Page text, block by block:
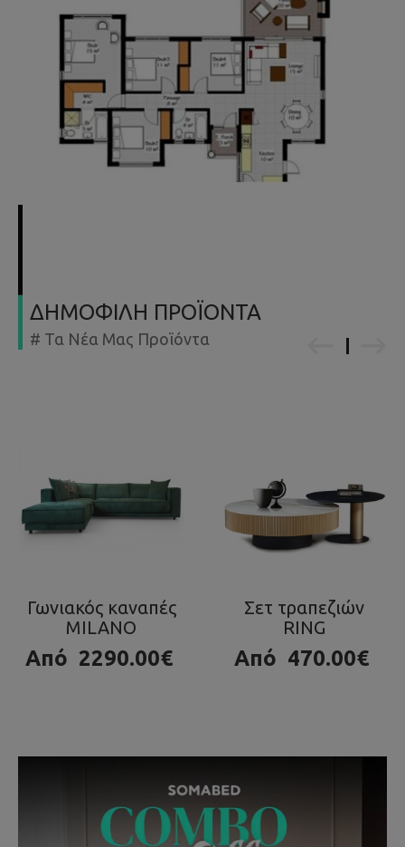
ΔΗΜΟΦΙΛΗ ΠΡΟΪΟΝΤΑ
# Τα Νέα Μας Προϊόντα
Σετ τραπεζιών
RING
Από 470.00€
Τραπεζάκι OLA
980.00€